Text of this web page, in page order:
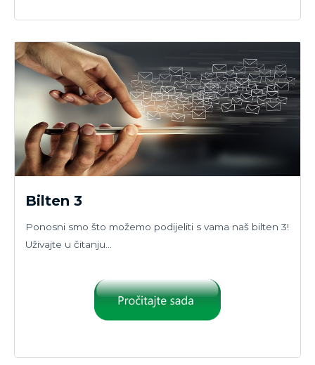
Bilten 3
Ponosni smo što možemo podijeliti s vama naš bilten 3!
Uživajte u čitanju…